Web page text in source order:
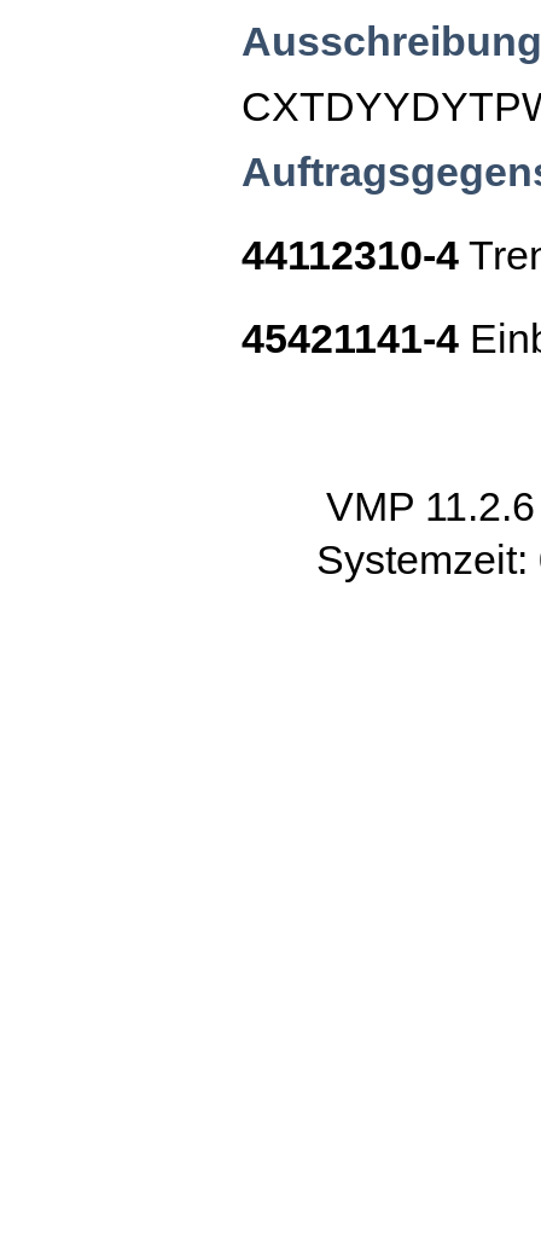
44112310-4
45421141-4
VMP